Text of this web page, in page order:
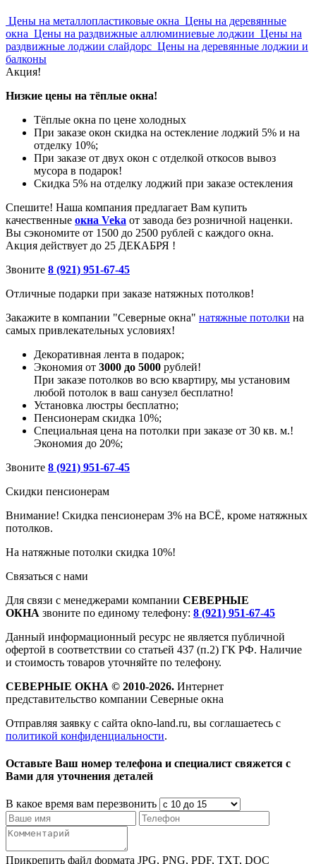
Цены на металлопластиковые окна Цены на деревянные
окна Цены на раздвижные аллюминиевые лоджии Цены на
раздвижные лоджии слайдорс Цены на деревянные лоджии и
балконы
Акция!
Низкие цены на тёплые окна!
Тёплые окна по цене холодных
При заказе окон скидка на остекление лоджий 5% и на
отделку 10%;
При заказе от двух окон с отделкой откосов вывоз
мусора в подарок!
Скидка 5% на отделку лоджий при заказе остекления
Спешите! Наша компания предлагает Вам купить
качественные окна Veka от завода без розничной наценки.
Вы сэкономите от 1500 до 2500 рублей с каждого окна.
Акция действует до 25 ДЕКАБРЯ !
Звоните 8 (921) 951-67-45
Отличные подарки при заказе натяжных потолков!
Закажите в компании "Северные окна" натяжные потолки на
самых привлекательных условиях!
Декоративная лента в подарок;
Экономия от 3000 до 5000 рублей!
При заказе потолков во всю квартиру, мы установим
любой потолок в ваш санузел бесплатно!
Установка люстры бесплатно;
Пенсионерам скидка 10%;
Специальная цена на потолки при заказе от 30 кв. м.!
Экономия до 20%;
Звоните 8 (921) 951-67-45
Скидки пенсионерам
Внимание! Скидка пенсионерам 3% на ВСЁ, кроме натяжных
потолков.
На натяжные потолки скидка 10%!
Связаться с нами
Для связи с менеджерами компании СЕВЕРНЫЕ
ОКНА звоните по единому телефону: 8 (921) 951-67-45
Данный информационный ресурс не является публичной
офертой в соответствии со статьей 437 (п.2) ГК РФ. Наличие
и стоимость товаров уточняйте по телефону.
СЕВЕРНЫЕ ОКНА © 2010-2026. Интернет
представительство компании Северные окна
Отправляя заявку с сайта okno-land.ru, вы соглашаетесь с
политикой конфиденциальности.
Oставьте Ваш номер телефона и специалист свяжется с
Вами для уточнения деталей
В какое время вам перезвонить
Прикрепить файл формата JPG, PNG, PDF, TXT, DOC